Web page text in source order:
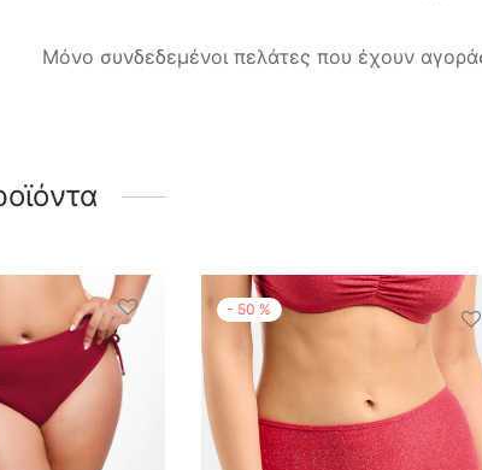
Μόνο συνδεδεμένοι πελάτες που έχουν
- 50 %